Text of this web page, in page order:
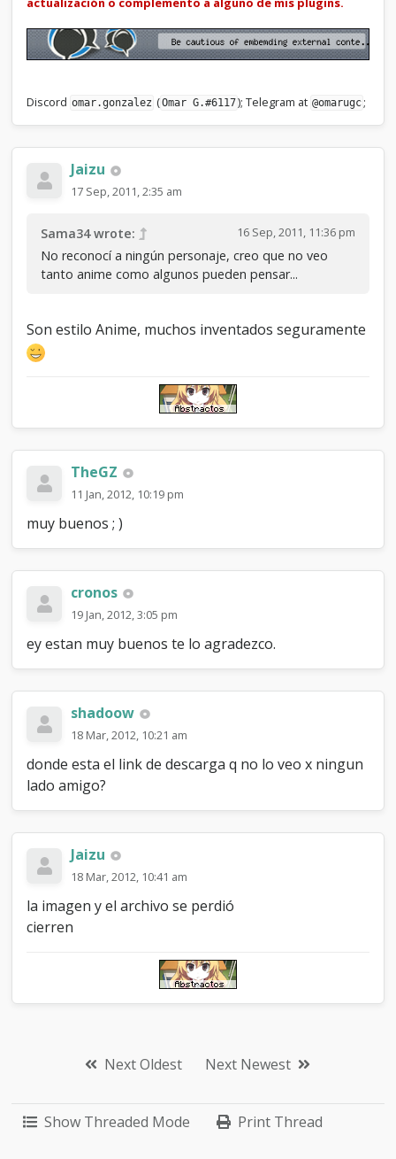
Discord omar.gonzalez (Omar G.#6117); Telegram at @omarugc ;
Jaizu
17 Sep, 2011, 2:35 am
16 Sep, 2011, 11:36 pm
Sama34 wrote:
No reconocí a ningún personaje, creo que no veo
tanto anime como algunos pueden pensar...
Son estilo Anime, muchos inventados seguramente
TheGZ
11 Jan, 2012, 10:19 pm
muy buenos ; )
cronos
19 Jan, 2012, 3:05 pm
ey estan muy buenos te lo agradezco.
shadoow
18 Mar, 2012, 10:21 am
donde esta el link de descarga q no lo veo x ningun
lado amigo?
Jaizu
18 Mar, 2012, 10:41 am
la imagen y el archivo se perdió
cierren
Next Oldest Next Newest
Show Threaded Mode Print Thread